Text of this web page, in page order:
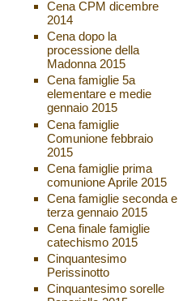
Cena CPM dicembre
2014
Cena dopo la
processione della
Madonna 2015
Cena famiglie 5a
elementare e medie
gennaio 2015
Cena famiglie
Comunione febbraio
2015
Cena famiglie prima
comunione Aprile 2015
Cena famiglie seconda e
terza gennaio 2015
Cena finale famiglie
catechismo 2015
Cinquantesimo
Perissinotto
Cinquantesimo sorelle